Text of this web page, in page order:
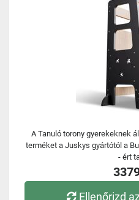
A Tanuló torony gyerekeknek
terméket a Juskys gyártótól a
- ért
Ellenőrizd